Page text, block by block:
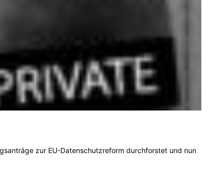
zur EU-Datenschutzreform durchforstet und nun